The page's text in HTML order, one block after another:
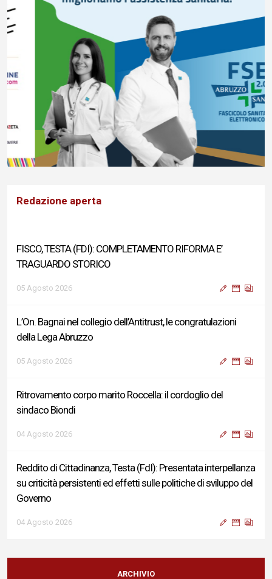
Redazione aperta
FISCO, TESTA (FDI): COMPLETAMENTO RIFORMA E’
TRAGUARDO STORICO
05 Agosto 2026
L’On. Bagnai nel collegio dell’Antitrust, le congratulazioni
della Lega Abruzzo
05 Agosto 2026
Ritrovamento corpo marito Roccella: il cordoglio del
sindaco Biondi
04 Agosto 2026
Reddito di Cittadinanza, Testa (FdI): Presentata interpellanza
su criticità persistenti ed effetti sulle politiche di sviluppo del
Governo
04 Agosto 2026
Sigismondi, Liris e Testa: “Profondo cordoglio e vicinanza al
Ministro Roccella e alla sua famiglia”
ARCHIVIO